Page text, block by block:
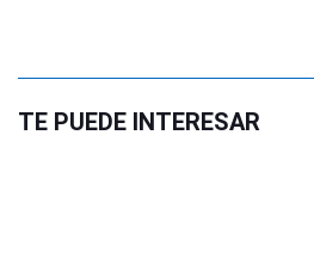
TE PUEDE INTERESAR